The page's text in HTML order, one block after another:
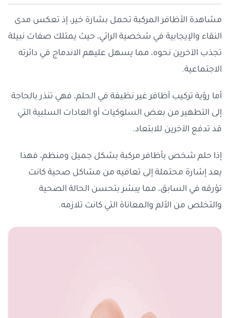
مشاهدة الأظافر المركبة تحمل بشارة خير، إذ تعكس مدى
النقاء والإيجابية في شخصية الرائي، حيث يمتلك صفات نبيلة
تجذب الآخرين نحوه، مما يسهل عليهم الاندماج في دائرته
الاجتماعية.
أما رؤية تركيب أظافر غير نظيفة في الحلم، فهي تنذر بالحاجة
إلى التطهير من بعض السلوكيات أو العادات السلبية التي
قد تدفع الآخرين للابتعاد.
إذا حلم شخص بأظافر مركبة بشكل جميل ومنظم، فهذا
يعد إشارة محتملة إلى تعافيه من مشاكل صحية كانت
تؤرقه في السابق، مما يبشر بتحسن الحالة الصحية
والتخلص من الألم والمعاناة التي كانت تلازمه.